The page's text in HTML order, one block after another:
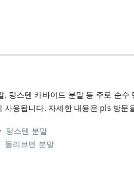
, 텅스텐 카바이드 분말 등 주로 순
사용됩니다. 자세한 내용은 pls 방문
텅스텐 분말
몰리브덴 분말